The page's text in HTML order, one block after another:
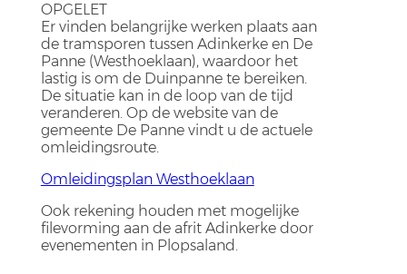
OPGELET
Er vinden belangrijke werken plaats aan
de tramsporen tussen Adinkerke en De
Panne (Westhoeklaan), waardoor het
lastig is om de Duinpanne te bereiken.
De situatie kan in de loop van de tijd
veranderen. Op de website van de
gemeente De Panne vindt u de actuele
omleidingsroute.
Omleidingsplan Westhoeklaan
Ook rekening houden met mogelijke
filevorming aan de afrit Adinkerke door
evenementen in Plopsaland.